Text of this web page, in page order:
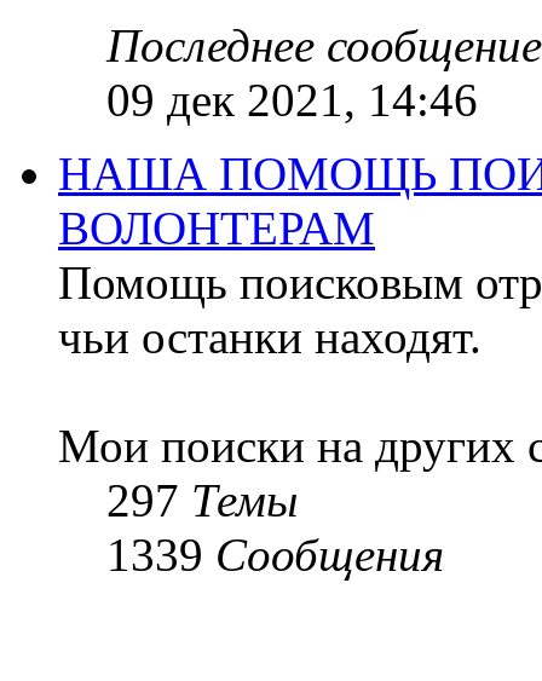
Последнее сообщение
09 дек 2021, 14:46
НАША ПОМОЩЬ
ВОЛОНТЕРАМ
Помощь поисковым
чьи останки находят.
Мои поиски на других
297 Темы
1339 Сообщения